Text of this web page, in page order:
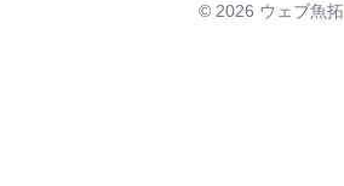
© 2026 ウェブ魚拓